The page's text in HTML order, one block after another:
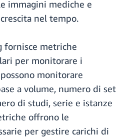
immagini mediche e
nel tempo.
fornisce metriche
per monitorare i
monitorare
a volume, numero di set
di studi, serie e istanze
offrono le
per gestire carichi di